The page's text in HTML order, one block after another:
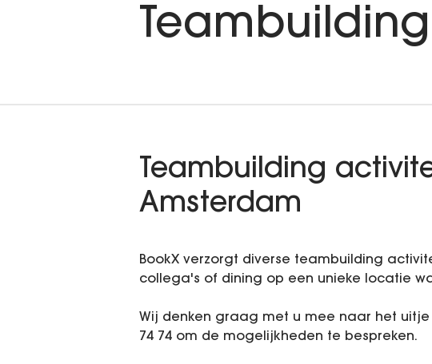
Teambuilding
Teambuilding
Amsterdam
BookX verzorgt diverse teambuilding
collega's of dining op een unieke locatie
Wij denken graag met u mee naar het
74 74 om de mogelijkheden te bespreken.